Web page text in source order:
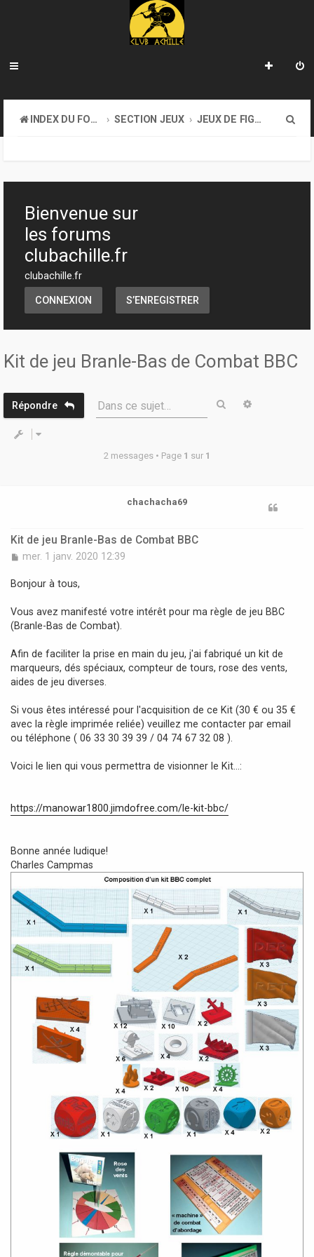
INDEX DU FORUM SECTION JEUX JEUX DE FIGURINES
h
Bienvenue sur
les forums
clubachille.fr
clubachille.fr
CONNEXION S’ENREGISTRER
Kit de jeu Branle-Bas de Combat BBC
Répondre Dans ce sujet… Rechercher
2 messages • Page 1 sur 1
chachacha69
Kit de jeu Branle-Bas de Combat BBC
M
s
g
e
mer. 1 janv. 2020 12:39
Bonjour à tous,
Vous avez manifesté votre intérêt pour ma règle de jeu BBC
(Branle-Bas de Combat).
Afin de faciliter la prise en main du jeu, j'ai fabriqué un kit de
marqueurs, dés spéciaux, compteur de tours, rose des vents,
aides de jeu diverses.
Si vous êtes intéressé pour l'acquisition de ce Kit (30 € ou 35 €
avec la règle imprimée reliée) veuillez me contacter par email
ou téléphone ( 06 33 30 39 39 / 04 74 67 32 08 ).
Voici le lien qui vous permettra de visionner le Kit...:
https://manowar1800.jimdofree.com/le-kit-bbc/
Bonne année ludique!
Charles Campmas